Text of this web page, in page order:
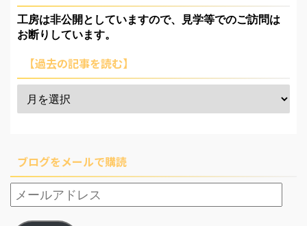
工房は非公開としていますので、見学等でのご訪問は
お断りしています。
【過去の記事を読む】
ブログをメールで購読